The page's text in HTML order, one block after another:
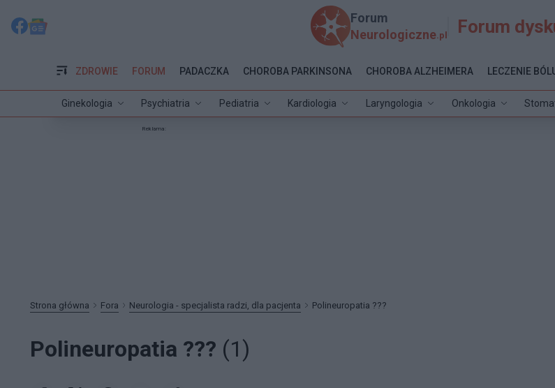
Forum
Neurologiczne .pl Forum
ZDROWIE
Ginekologia Psychiatria Pediatria Kardiologia Laryngologia Onkologia
FORUM PADACZKA CHOROBA PARKINSONA CHOROBA ALZHEIMERA LECZENIE
Reklama:
Strona główna Fora Neurologia - specjalista radzi, dla pacjenta Polineuropatia ???
Polineuropatia ??? (1)